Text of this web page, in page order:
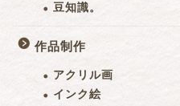
豆知識。
作品制作
アクリル画
インク絵